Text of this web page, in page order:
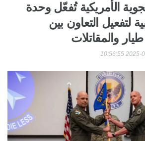
الأمريكية تُفعّل وحدة
لتفعيل التعاون بين
والمقاتلات